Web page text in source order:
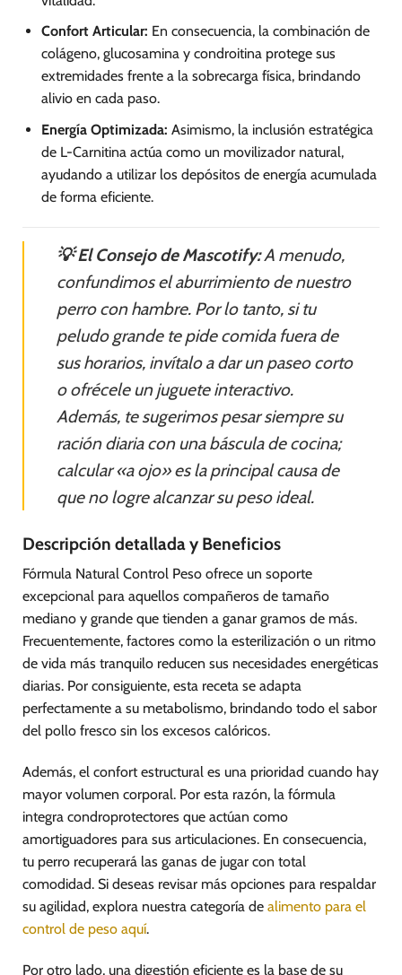
Confort Articular: En consecuencia, la combinación de
colágeno, glucosamina y condroitina protege sus
extremidades frente a la sobrecarga física, brindando
alivio en cada paso.
Energía Optimizada: Asimismo, la inclusión estratégica
de L-Carnitina actúa como un movilizador natural,
ayudando a utilizar los depósitos de energía acumulada
de forma eficiente.
💡 El Consejo de Mascotify:A menudo,
confundimos el aburrimiento de nuestro
perro con hambre. Por lo tanto, si tu
peludo grande te pide comida fuera de
sus horarios, invítalo a dar un paseo corto
o ofrécele un juguete interactivo.
Además, te sugerimos pesar siempre su
ración diaria con una báscula de cocina;
calcular «a ojo» es la principal causa de
que no logre alcanzar su peso ideal.
Descripción detallada y Beneficios
Fórmula Natural Control Peso ofrece un soporte
excepcional para aquellos compañeros de tamaño
mediano y grande que tienden a ganar gramos de más.
Frecuentemente, factores como la esterilización o un ritmo
de vida más tranquilo reducen sus necesidades energéticas
diarias. Por consiguiente, esta receta se adapta
perfectamente a su metabolismo, brindando todo el sabor
del pollo fresco sin los excesos calóricos.
Además, el confort estructural es una prioridad cuando hay
mayor volumen corporal. Por esta razón, la fórmula
integra condroprotectores que actúan como
amortiguadores para sus articulaciones. En consecuencia,
tu perro recuperará las ganas de jugar con total
comodidad. Si deseas revisar más opciones para respaldar
su agilidad, explora nuestra categoría de alimento para el
control de peso aquí.
Por otro lado, una digestión eficiente es la base de su